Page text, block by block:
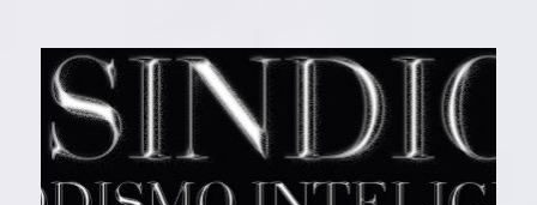
EL SINDICAL
Periodismo Inteligente